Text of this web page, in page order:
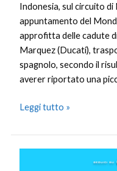
Indonesia, sul circuito
appuntamento del
approfitta delle cadute
Marquez (Ducati),
spagnolo, secondo il
averer riportato una
Leggi tutto »